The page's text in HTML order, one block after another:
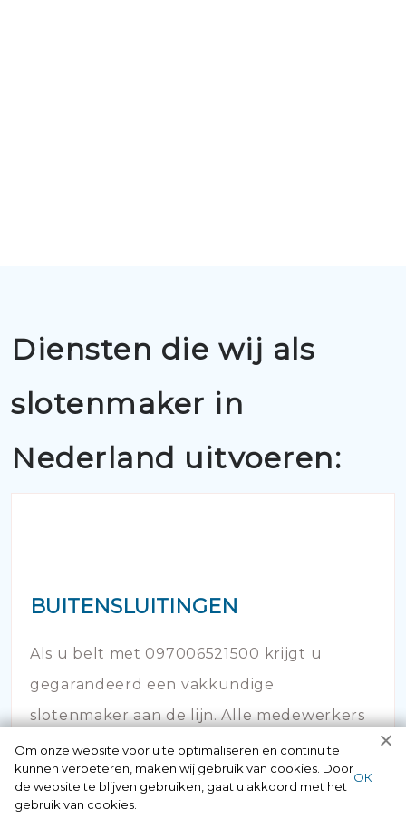
Diensten die wij als
slotenmaker in
Nederland uitvoeren:
BUITENSLUITINGEN
Als u belt met 097006521500 krijgt u
gegarandeerd een vakkundige
slotenmaker aan de lijn. Alle medewerkers
hebben een erkende opleiding gevolgd en
hebben veel kennis op dit vakgebied.
Om onze website voor u te optimaliseren en continu te
kunnen verbeteren, maken wij gebruik van cookies. Door
de website te blijven gebruiken, gaat u akkoord met het
gebruik van cookies.
ОК